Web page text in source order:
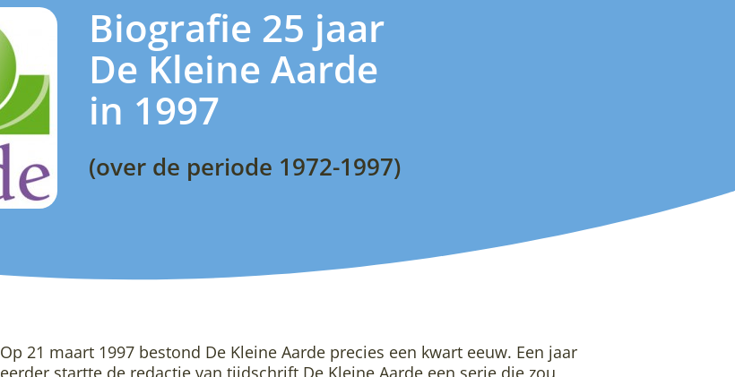
Biografie 25 jaar
De Kleine Aarde
in 1997
(over de periode 1972-1997)
Op 21 maart 1997 bestond De Kleine Aarde precies een kwart eeuw. Een jaar
eerder startte de redactie van tijdschrift De Kleine Aarde een serie die zou